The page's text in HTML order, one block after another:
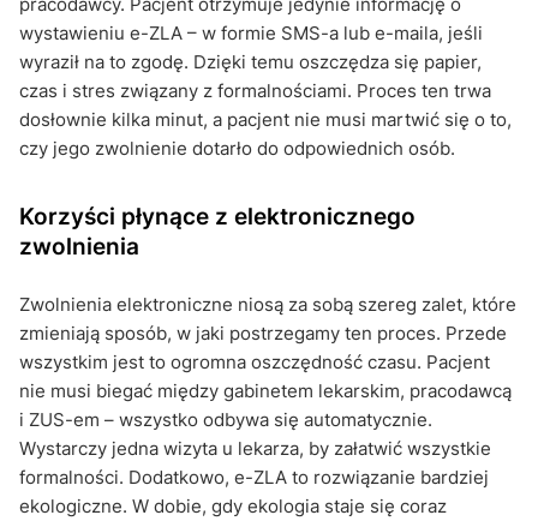
wystawieniu e-ZLA – w formie SMS-a lub e-maila, jeśli
wyraził na to zgodę. Dzięki temu oszczędza się papier,
czas i stres związany z formalnościami. Proces ten trwa
dosłownie kilka minut, a pacjent nie musi martwić się o to,
czy jego zwolnienie dotarło do odpowiednich osób.
Korzyści płynące z elektronicznego
zwolnienia
Zwolnienia elektroniczne niosą za sobą szereg zalet, które
zmieniają sposób, w jaki postrzegamy ten proces. Przede
wszystkim jest to ogromna oszczędność czasu. Pacjent
nie musi biegać między gabinetem lekarskim, pracodawcą
i ZUS-em – wszystko odbywa się automatycznie.
Wystarczy jedna wizyta u lekarza, by załatwić wszystkie
formalności. Dodatkowo, e-ZLA to rozwiązanie bardziej
ekologiczne. W dobie, gdy ekologia staje się coraz